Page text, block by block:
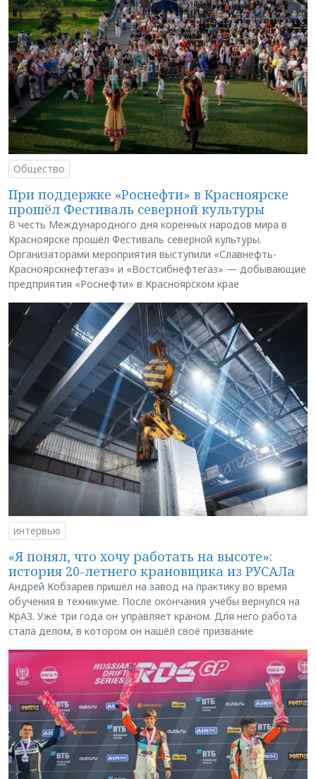
Общество
При поддержке «Роснефти» в Красноярске
прошёл Фестиваль северной культуры
В честь Международного дня коренных народов мира в
Красноярске прошёл Фестиваль северной культуры.
Организаторами мероприятия выступили «Славнефть-
Красноярскнефтегаз» и «Востсибнефтегаз» — добывающие
предприятия «Роснефти» в Красноярском крае
интервью
«Я понял, что хочу работать на высоте»:
история 20-летнего крановщика из РУСАЛа
Андрей Кобзарев пришёл на завод на практику во время
обучения в техникуме. После окончания учёбы вернулся на
КрАЗ. Уже три года он управляет краном. Для него работа
стала делом, в котором он нашёл своё призвание